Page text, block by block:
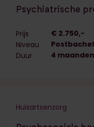
Psychiatrische
Prijs
€ 2.750,-
Niveau
Duur
4 maanden
Huisartsenzorg